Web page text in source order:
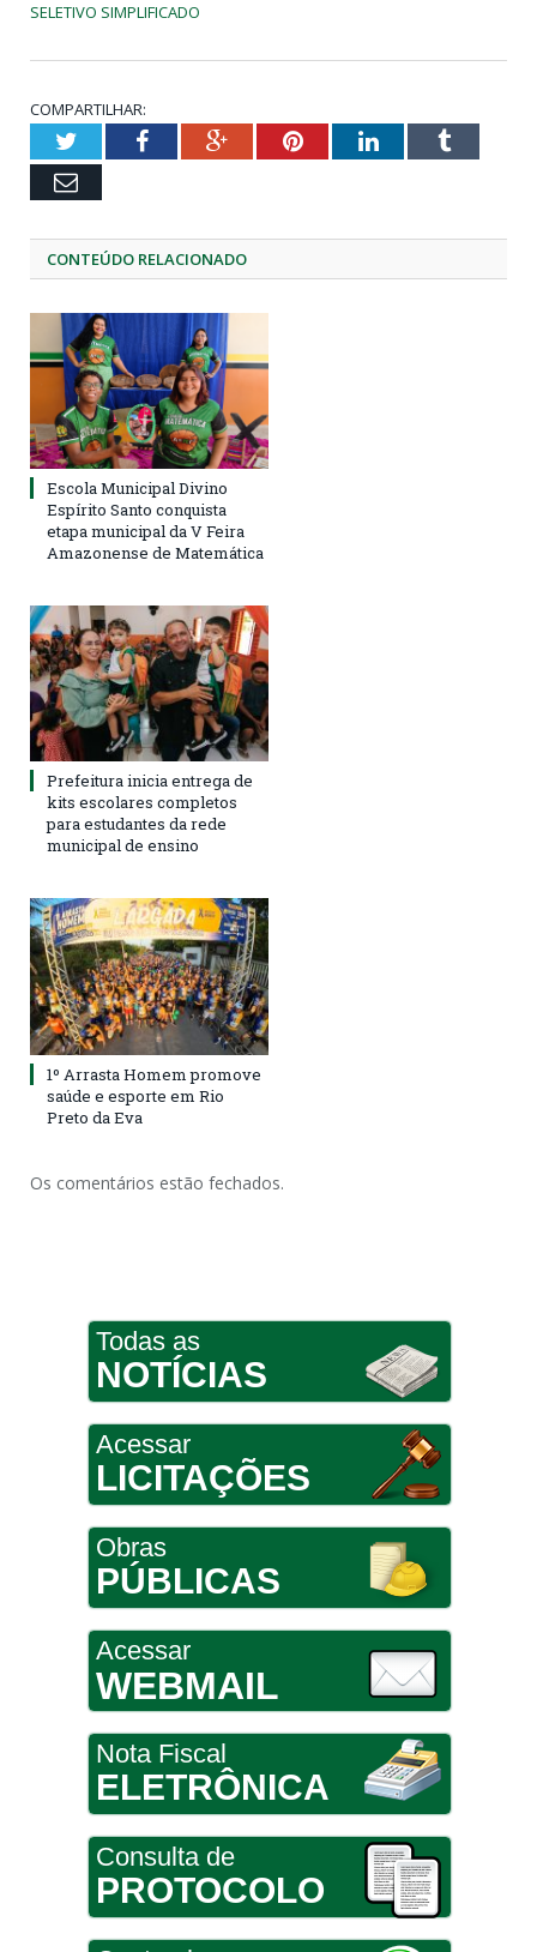
SELETIVO SIMPLIFICADO
COMPARTILHAR:
TwitterFacebookGoogle+PinterestLinkedInTumblr
Email
CONTEÚDO RELACIONADO
Escola Municipal Divino
Espírito Santo conquista
etapa municipal da V Feira
Amazonense de Matemática
Prefeitura inicia entrega de
kits escolares completos
para estudantes da rede
municipal de ensino
1º Arrasta Homem promove
saúde e esporte em Rio
Preto da Eva
Os comentários estão fechados.
Todas as
NOTÍCIAS
Acessar
LICITAÇÕES
Obras
PÚBLICAS
Acessar
WEBMAIL
Nota Fiscal
ELETRÔNICA
Consulta de
PROTOCOLO